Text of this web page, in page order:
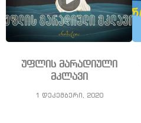
უფლის მარადიული
მკლავი
1 დეკემბერი, 2020